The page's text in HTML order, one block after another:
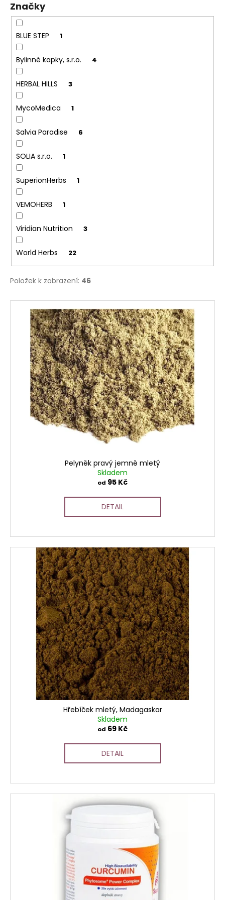
ů
Značky
BLUE STEP 1
Bylinné kapky, s.r.o. 4
HERBAL HILLS 3
MycoMedica 1
Salvia Paradise 6
SOLIA s.r.o. 1
SuperionHerbs 1
VEMOHERB 1
Viridian Nutrition 3
World Herbs 22
Položek k zobrazení: 46
V
Pelyněk pravý jemně mletý
Skladem
od 95 Kč
DETAIL
Hřebíček mletý, Madagaskar
Skladem
od 69 Kč
DETAIL
a
?
D
o
p
o
u
u
m
e